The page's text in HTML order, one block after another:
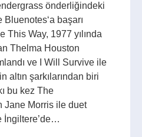
önderliğindeki
başarı
This Way, 1977 yılında
Thelma Houston
ve I Will Survive ile
altın şarkılarından biri
bu kez The
Jane Morris ile duet
İngiltere’de…